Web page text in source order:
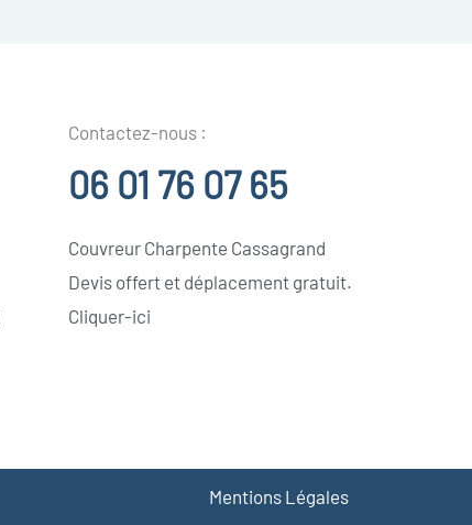
Contactez-nous :
06 01 76 07 65
Couvreur Charpente Cassagrand
Devis offert et déplacement gratuit.
Cliquer-ici
Mentions Légales